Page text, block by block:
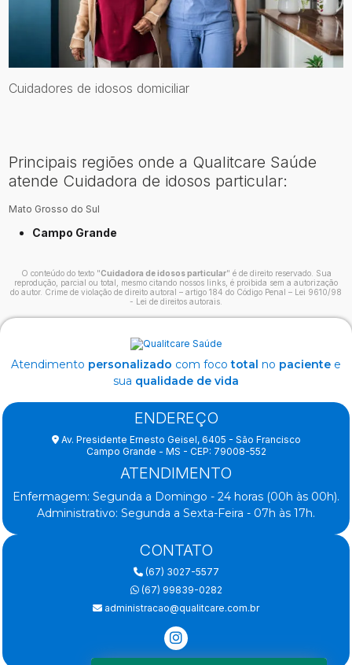
Cuidadores de idosos domiciliar
Principais regiões onde a Qualitcare Saúde
atende Cuidadora de idosos particular:
Mato Grosso do Sul
Campo Grande
O conteúdo do texto "Cuidadora de idosos particular" é de direito reservado. Sua
reprodução, parcial ou total, mesmo citando nossos links, é proibida sem a autorização
do autor. Crime de violação de direito autoral – artigo 184 do Código Penal –
Lei 9610/98
- Lei de direitos autorais
Atendimento personalizado com focototal no paciente e
sua qualidade de vida
ENDEREÇO
Av. Presidente Ernesto Geisel, 6405 - São Francisco
Campo Grande - MS - CEP: 79008-552
ATENDIMENTO
Enfermagem: Segunda a Domingo - 24 horas (00h às 00h).
Administrativo: Segunda a Sexta-Feira - 07h às 17h.
CONTATO
(67) 3027-5577
(67) 99839-0282
administracao@qualitcare.com.br